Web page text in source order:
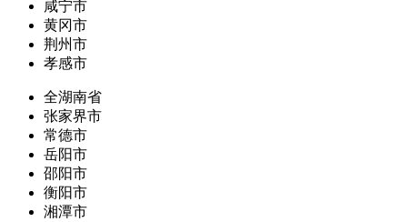
咸宁市
黄冈市
荆州市
孝感市
全湖南省
张家界市
常德市
岳阳市
邵阳市
衡阳市
湘潭市